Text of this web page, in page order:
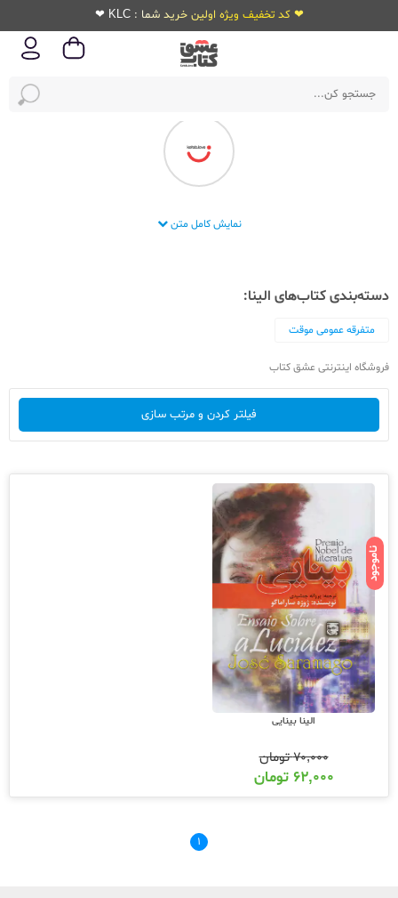
❤ کد تخفیف ویژه اولین خرید شما : KLC ❤
انتشارات الینا
نمایش کامل متن
دسته‌بندی کتاب‌های الینا:
متفرقه عمومی موقت
فروشگاه اینترنتی عشق کتاب
فیلتر کردن و مرتب سازی
ناموجود
الینا بینایی
۷۰,۰۰۰تومان
۶۲,۰۰۰ تومان
۱